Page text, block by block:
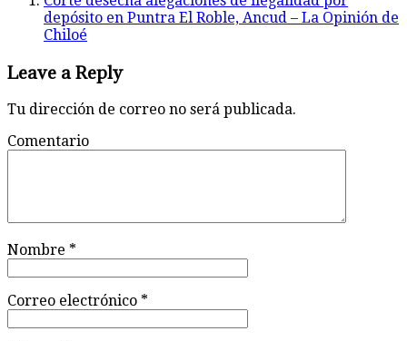
depósito en Puntra El Roble, Ancud – La Opinión de
Chiloé
Leave a Reply
Tu dirección de correo no será publicada.
Comentario
Nombre *
Correo electrónico *